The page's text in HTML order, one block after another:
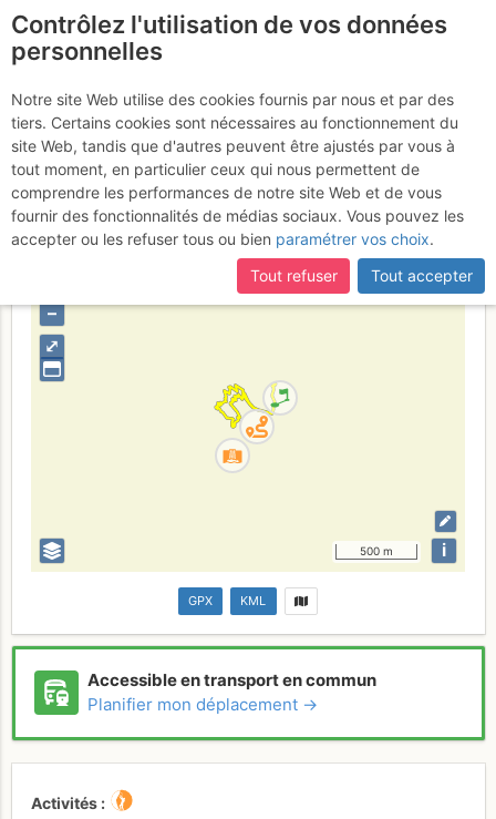
certaines pages ne sont plus accessibles, manquantes ou
incomplètes, déconnectez-vous puis reconnectez-vous à votre
compte sur le site.
Cascades de Ceillac
: Easy rider
France Hautes-Alpes Queyras S - Parpaillon - Ubaye -
Orrenaye
⤢
–
500 m i
GPX KML
Accessible en transport en commun
Planifier mon déplacement →
Activités
Contrôlez l'utilisation de vos données
personnelles
Notre site Web utilise des cookies fournis par nous et par des
tiers. Certains cookies sont nécessaires au fonctionnement du
site Web, tandis que d'autres peuvent être ajustés par vous à
tout moment, en particulier ceux qui nous permettent de
comprendre les performances de notre site Web et de vous
fournir des fonctionnalités de médias sociaux. Vous pouvez les
accepter ou les refuser tous ou bien paramétrer vos choix.
Tout refuser
Tout accepter